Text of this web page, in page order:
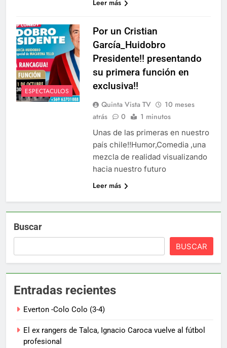
Leer más
ESPECTACULOS
Por un Cristian
García_Huidobro
Presidente!! presentando
su primera función en
exclusiva!!
Quinta Vista TV
10 meses
atrás
0 1 minutos
Unas de las primeras en nuestro
país chile!!Humor,Comedia ,una
mezcla de realidad visualizando
hacia nuestro futuro
Leer más
Buscar
BUSCAR
Entradas recientes
Everton -Colo Colo (3-4)
El ex rangers de Talca, Ignacio Caroca vuelve al fútbol
profesional